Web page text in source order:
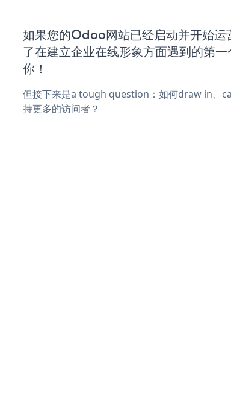
如果您的Odoo网站已经启动并开始运
了在建立企业在线形象方面遇到的第
你！
但接下来是a tough question：如何draw in、
持更多的访问者？